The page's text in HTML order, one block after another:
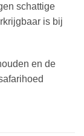
schattige
is bij
en de